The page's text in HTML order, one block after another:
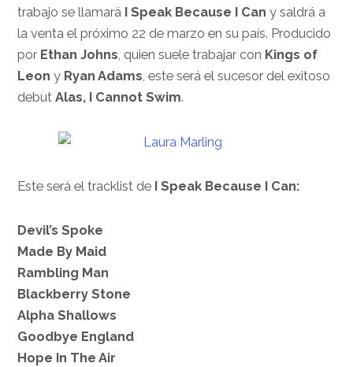
trabajo se llamará
I Speak Because I Can y saldrá a
la venta el próximo 22 de marzo en su país. Producido
por Ethan Johns, quien suele trabajar con Kings of
Leon y Ryan Adams, este será el sucesor del exitoso
debutAlas, I Cannot Swim.
Este será el tracklist de I Speak Because I Can:
Devil’s Spoke
Made By Maid
Rambling Man
Blackberry Stone
Alpha Shallows
Goodbye England
Hope In The Air